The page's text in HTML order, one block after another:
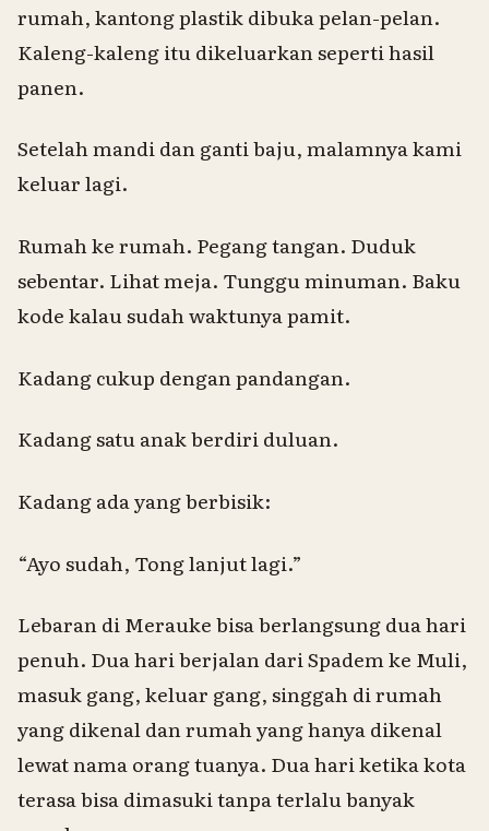
rumah, kantong plastik dibuka pelan-pelan.
Kaleng-kaleng itu dikeluarkan seperti hasil
panen.
Setelah mandi dan ganti baju, malamnya kami
keluar lagi.
Rumah ke rumah. Pegang tangan. Duduk
sebentar. Lihat meja. Tunggu minuman. Baku
kodekalau sudah waktunya pamit.
Kadang cukup dengan pandangan.
Kadang satu anak berdiri duluan.
Kadang ada yang berbisik:
“Ayo sudah, Tonglanjut lagi.”
Lebaran di Merauke bisa berlangsung dua hari
penuh. Dua hari berjalan dari Spadem ke Muli,
masuk gang, keluar gang, singgah di rumah
yang dikenal dan rumah yang hanya dikenal
lewat nama orang tuanya. Dua hari ketika kota
terasa bisa dimasuki tanpa terlalu banyak